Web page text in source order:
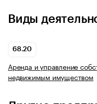
Виды
68.20
Аренда и управление
недвижимым имуществом